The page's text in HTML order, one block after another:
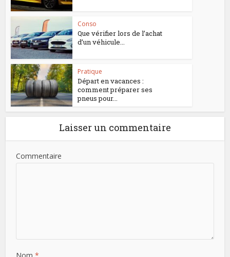
Conso
Que vérifier lors de l’achat
d’un véhicule...
Pratique
Départ en vacances :
comment préparer ses
pneus pour...
Laisser un commentaire
Commentaire
Nom*